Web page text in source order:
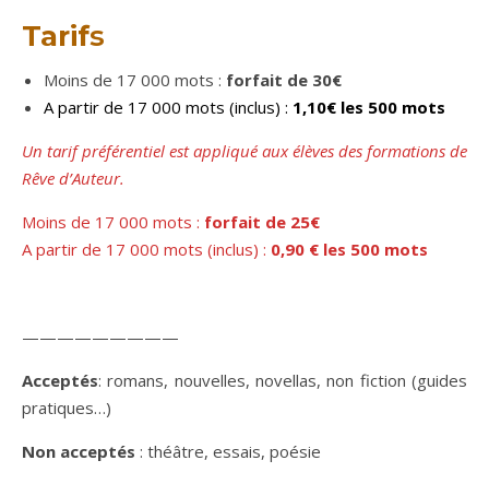
Tarifs
Moins de 17 000 mots : forfait de 30€
A partir de 17 000 mots (inclus) : 1,10€ les 500 mots
Un tarif préférentiel est appliqué aux élèves des formations de
Rêve d’Auteur.
Moins de 17 000 mots : forfait de 25€
A partir de 17 000 mots (inclus) : 0,90 € les 500 mots
—————————
Acceptés: romans, nouvelles, novellas, non fiction (guides
pratiques…)
Non acceptés : théâtre, essais, poésie